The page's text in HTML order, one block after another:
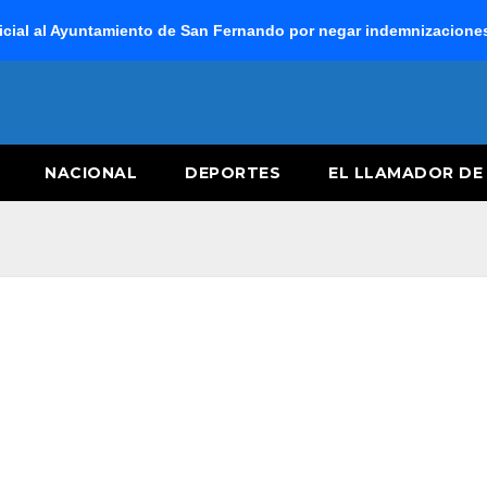
al Ayuntamiento de San Fernando por negar
NACIONAL DEPORTES EL LLAMADOR